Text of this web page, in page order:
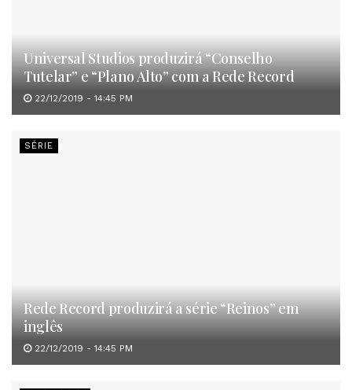
Universal Studios produzirá “Conselho
Tutelar” e “Plano Alto” com a Rede Record
22/12/2019 - 14:45 PM
SÉRIE
Rede Record produzirá a série “Reinos” em
inglês
22/12/2019 - 14:45 PM